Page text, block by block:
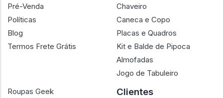
Pré-Venda
Políticas
Blog
Termos Frete Grátis
Chaveiro
Caneca e Copo
Placas e Quadros
Kit e Balde de Pipoca
Almofadas
Jogo de Tabuleiro
Roupas Geek
Clientes